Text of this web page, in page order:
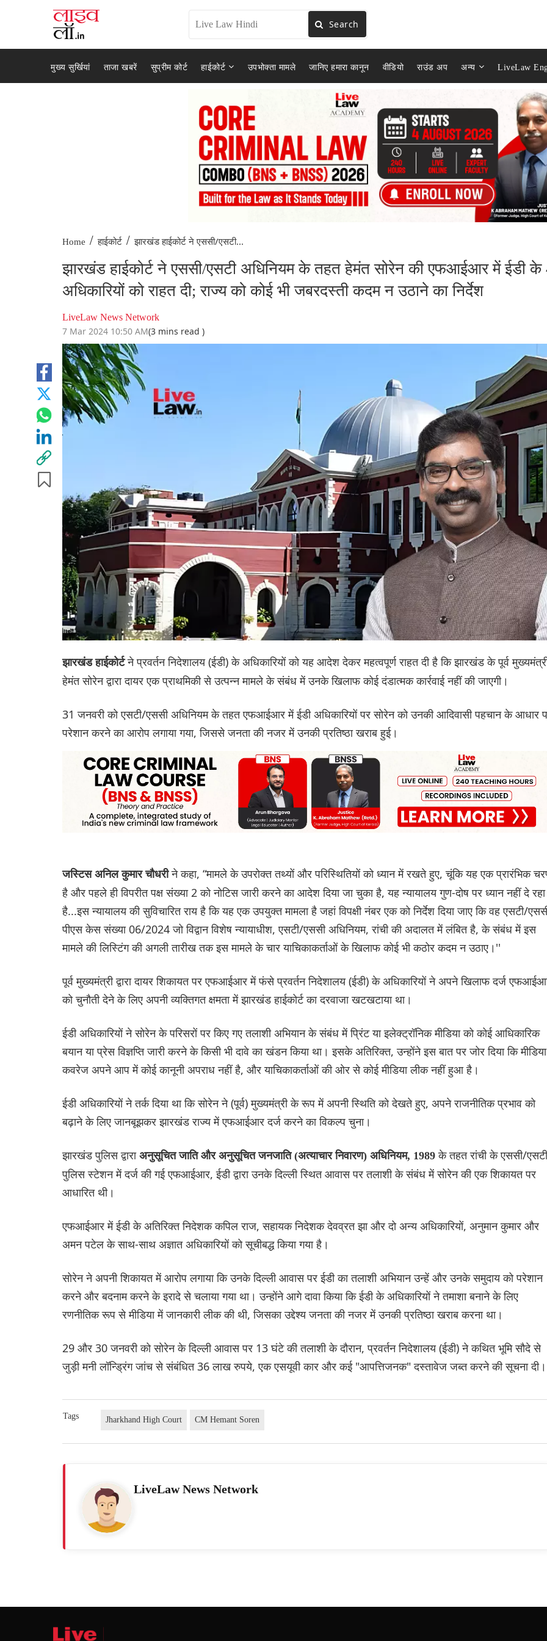
Search
मुख्य सुर्खियां ताजा खबरें सुप्रीम कोर्ट हाईकोर्ट उपभोक्ता मामले जानिए हमारा कानून वीडियो राउंड अप अन्य LiveLaw
Home / हाईकोर्ट / झारखंड हाईकोर्ट ने एससी/एसटी...
झारखंड हाईकोर्ट ने एससी/एसटी अधिनियम के तहत हेमंत सोरेन की एफआईआर में ईडी के
अधिकारियों को राहत दी; राज्य को कोई भी जबरदस्ती कदम न उठाने का निर्देश
LiveLaw News Network
7 Mar 2024 10:50 AM(3 mins read )
झारखंड हाईकोर्टने प्रवर्तन निदेशालय (ईडी) के अधिकारियों को यह आदेश देकर महत्वपूर्ण राहत दी है कि झारखंड के पूर्व
हेमंत सोरेन द्वारा दायर एक प्राथमिकी से उत्पन्न मामले के संबंध में उनके खिलाफ कोई दंडात्मक कार्रवाई नहीं की जाएगी।
31 जनवरी को एसटी/एससी अधिनियम के तहत एफआईआर में ईडी अधिकारियों पर सोरेन को उनकी आदिवासी पहचान के आधार
परेशान करने का आरोप लगाया गया, जिससे जनता की नजर में उनकी प्रतिष्ठा खराब हुई।
जस्टिस अनिल कुमार चौधरीने कहा, “मामले के उपरोक्त तथ्यों और परिस्थितियों को ध्यान में रखते हुए, चूंकि यह एक प्रारंभिक
है और पहले ही विपरीत पक्ष संख्या 2 को नोटिस जारी करने का आदेश दिया जा चुका है, यह न्यायालय गुण-दोष पर ध्यान नहीं दे रहा
है...इस न्यायालय की सुविचारित राय है कि यह एक उपयुक्त मामला है जहां विपक्षी नंबर एक को निर्देश दिया जाए कि वह एसटी/
पीएस केस संख्या 06/2024 जो विद्वान विशेष न्यायाधीश, एसटी/एससी अधिनियम, रांची की अदालत में लंबित है, के संबंध में इस
मामले की लिस्टिंग की अगली तारीख तक इस मामले के चार याचिकाकर्ताओं के खिलाफ कोई भी कठोर कदम न उठाए।''
पूर्व मुख्यमंत्री द्वारा दायर शिकायत पर एफआईआर में फंसे प्रवर्तन निदेशालय (ईडी) के अधिकारियों ने अपने खिलाफ दर्ज
को चुनौती देने के लिए अपनी व्यक्तिगत क्षमता में झारखंड हाईकोर्ट का दरवाजा खटखटाया था।
ईडी अधिकारियों ने सोरेन के परिसरों पर किए गए तलाशी अभियान के संबंध में प्रिंट या इलेक्ट्रॉनिक मीडिया को कोई आधिकारिक
बयान या प्रेस विज्ञप्ति जारी करने के किसी भी दावे का खंडन किया था। इसके अतिरिक्त, उन्होंने इस बात पर जोर दिया कि मीडिया
कवरेज अपने आप में कोई कानूनी अपराध नहीं है, और याचिकाकर्ताओं की ओर से कोई मीडिया लीक नहीं हुआ है।
ईडी अधिकारियों ने तर्क दिया था कि सोरेन ने (पूर्व) मुख्यमंत्री के रूप में अपनी स्थिति को देखते हुए, अपने राजनीतिक प्रभाव को
बढ़ाने के लिए जानबूझकर झारखंड राज्य में एफआईआर दर्ज करने का विकल्प चुना।
झारखंड पुलिस द्वारा अनुसूचित जाति और अनुसूचित जनजाति (अत्याचार निवारण) अधिनियम, 1989 के तहत रांची के एससी/एसटी
पुलिस स्टेशन में दर्ज की गई एफआईआर, ईडी द्वारा उनके दिल्ली स्थित आवास पर तलाशी के संबंध में सोरेन की एक शिकायत पर
आधारित थी।
एफआईआर में ईडी के अतिरिक्त निदेशक कपिल राज, सहायक निदेशक देवव्रत झा और दो अन्य अधिकारियों, अनुमान कुमार और
अमन पटेल के साथ-साथ अज्ञात अधिकारियों को सूचीबद्ध किया गया है।
सोरेन ने अपनी शिकायत में आरोप लगाया कि उनके दिल्ली आवास पर ईडी का तलाशी अभियान उन्हें और उनके समुदाय को परेशान
करने और बदनाम करने के इरादे से चलाया गया था। उन्होंने आगे दावा किया कि ईडी के अधिकारियों ने तमाशा बनाने के लिए
रणनीतिक रूप से मीडिया में जानकारी लीक की थी, जिसका उद्देश्य जनता की नजर में उनकी प्रतिष्ठा खराब करना था।
29 और 30 जनवरी को सोरेन के दिल्ली आवास पर 13 घंटे की तलाशी के दौरान, प्रवर्तन निदेशालय (ईडी) ने कथित भूमि सौदे से
जुड़ी मनी लॉन्ड्रिंग जांच से संबंधित 36 लाख रुपये, एक एसयूवी कार और कई "आपत्तिजनक" दस्तावेज जब्त करने की सूचना दी।
Tags Jharkhand High Court CM Hemant Soren
LiveLaw News Network